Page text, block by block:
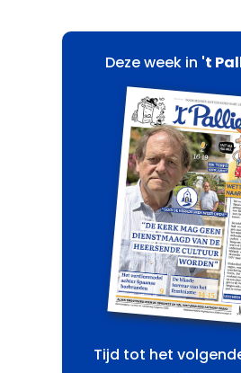
Deze week in 't
Tijd tot het